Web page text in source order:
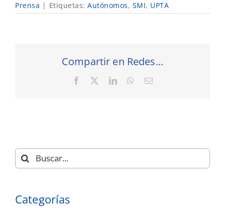
Prensa | Etiquetas: Autónomos, SMI, UPTA
Compartir en Redes...
Facebook LinkedInWhatsApp
Correo
Buscar:
Categorías